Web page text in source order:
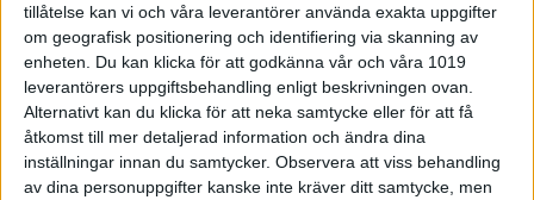
tillåtelse kan vi och våra leverantörer använda exakta uppgifter
om geografisk positionering och identifiering via skanning av
enheten. Du kan klicka för att godkänna vår och våra 1019
leverantörers uppgiftsbehandling enligt beskrivningen ovan.
Alternativt kan du klicka för att neka samtycke eller för att få
åtkomst till mer detaljerad information och ändra dina
inställningar innan du samtycker. Observera att viss behandling
av dina personuppgifter kanske inte kräver ditt samtycke, men
Prenumerera på Svenska
Bowlingförbundets nyhetsbrev